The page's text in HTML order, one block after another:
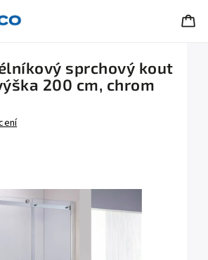
sprchový kout
200 cm, chrom